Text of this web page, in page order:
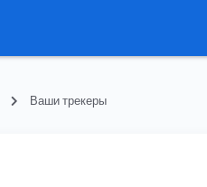
Ваши трекеры